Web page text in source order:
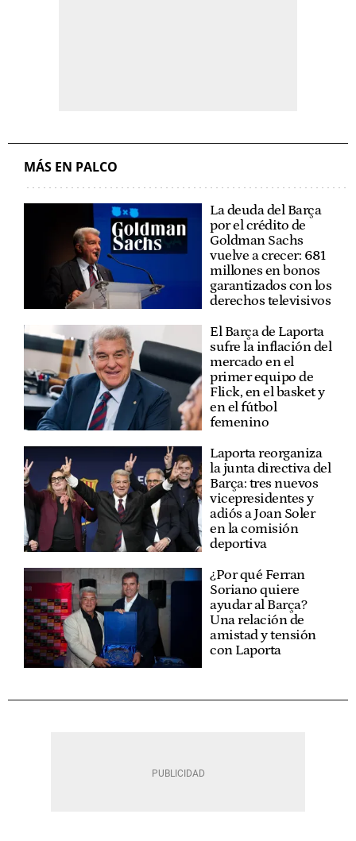
MÁS EN PALCO
La deuda del Barça
por el crédito de
Goldman Sachs
vuelve a crecer: 681
millones en bonos
garantizados con los
derechos televisivos
El Barça de Laporta
sufre la inflación del
mercado en el
primer equipo de
Flick, en el basket y
en el fútbol
femenino
Laporta reorganiza
la junta directiva del
Barça: tres nuevos
vicepresidentes y
adiós a Joan Soler
en la comisión
deportiva
¿Por qué Ferran
Soriano quiere
ayudar al Barça?
Una relación de
amistad y tensión
con Laporta